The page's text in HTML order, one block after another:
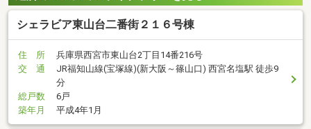
シェラビア東山台二番街２１６号棟
住 所
兵庫県西宮市東山台2丁目14番216号
交 通
JR福知山線(宝塚線)(新大阪～篠山口) 西宮名塩駅 徒歩9
分
総戸数
6戸
築年月
平成4年1月